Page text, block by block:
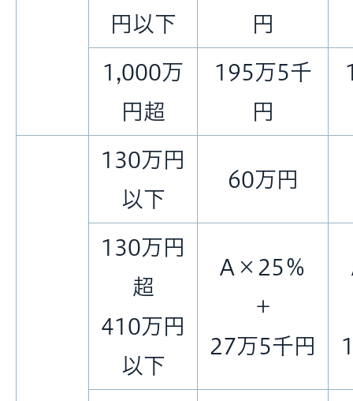
円以下
円
1,000万
円超
195万5千
円
130万円
以下
60万円
130万円
超
410万円
以下
A×25％
＋
27万5千円